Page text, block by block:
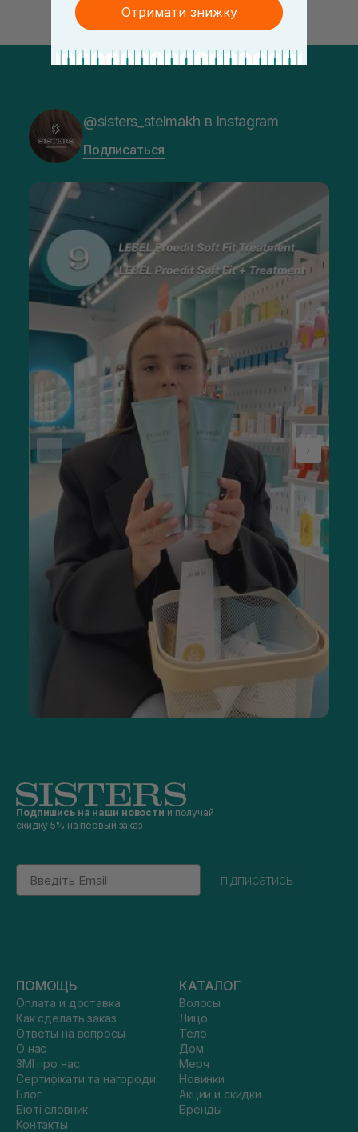
@sisters_stelmakh в Instagram
Подписаться
Подпишись на наши новости и получай
скидку 5% на первый заказ
Email
підписатись
ПОМОЩЬ
Оплата и доставка
Как сделать заказ
Ответы на вопросы
О нас
ЗМІ про нас
Сертифікати та нагороди
Блог
Бюті словник
Контакты
КАТАЛОГ
Волосы
Лицо
Тело
Дом
Мерч
Новинки
Акции и скидки
Бренды
Отримати знижку